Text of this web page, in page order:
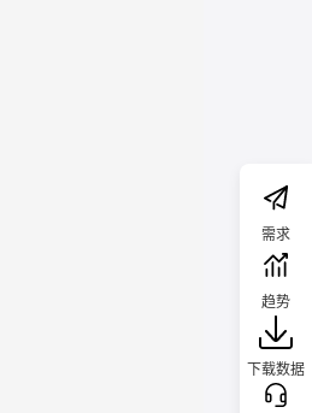
需求
趋势
下载数据